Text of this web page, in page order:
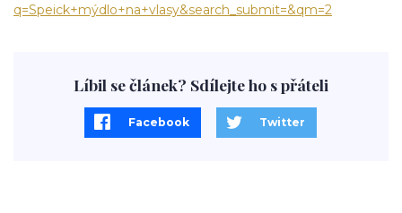
q=Speick+mýdlo+na+vlasy&search_submit=&qm=2
Líbil se článek? Sdílejte ho s přáteli
Facebook Twitter